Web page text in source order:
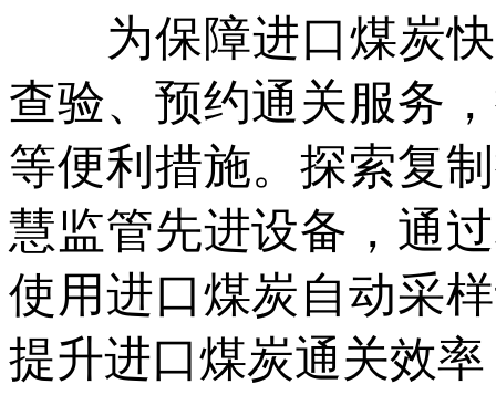
为保障进口煤炭快
查验、预约通关服务
等便利措施。探索复
慧监管先进设备，通
使用进口煤炭自动采
提升进口煤炭通关效